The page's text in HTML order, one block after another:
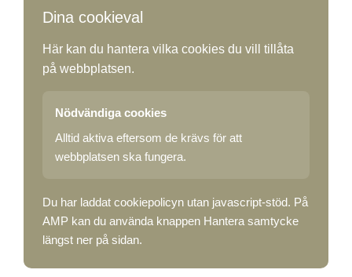
Dina cookieval
Här kan du hantera vilka cookies du vill tillåta
på webbplatsen.
Nödvändiga cookies
Alltid aktiva eftersom de krävs för att
webbplatsen ska fungera.
Du har laddat cookiepolicyn utan javascript-stöd. På
AMP kan du använda knappen Hantera samtycke
längst ner på sidan.